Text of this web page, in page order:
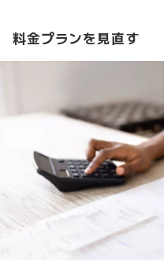
料金プランを見直す